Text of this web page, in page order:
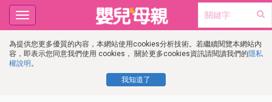
為提供您更多優質的內容，本網站使用cookies分析技術。若繼續閱覽本網站內
容，即表示您同意我們使用 cookies， 關於更多cookies資訊請閱讀我們的隱私
權說明 。
我知道了
Toggle
navigation